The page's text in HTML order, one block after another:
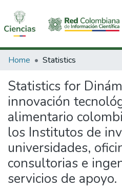
Communities & Collections
All of DSpace
Home Statistics
Statistics for
innovación
alimentario
los Institutos de
universidades,
consultorias e
servicios de apoyo.